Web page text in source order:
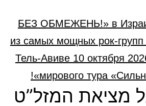
«БЕЗ ОБМЕЖЕНЬ!» в
из самых мощных рок-
Тель-Авиве 10 октября
мирового тура
מציאת המזל”ט